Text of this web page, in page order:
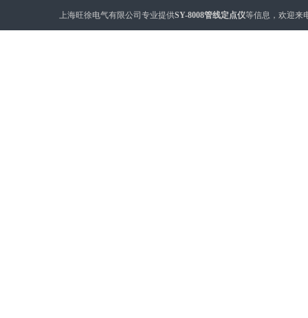
上海旺徐电气有限公司专业提供SY-8008管线定点仪等信息，欢迎来